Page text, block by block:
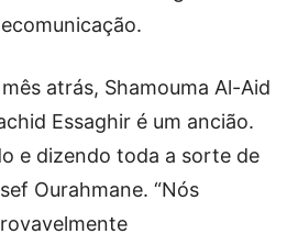
atrás, Shamouma Al-Aid
Essaghir é um ancião.
e dizendo toda a sorte de
Ourahmane. “Nós